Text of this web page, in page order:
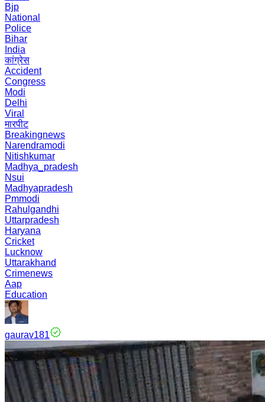
Bjp
National
Police
Bihar
India
कांग्रेस
Accident
Congress
Modi
Delhi
Viral
मारपीट
Breakingnews
Narendramodi
Nitishkumar
Madhya_pradesh
Nsui
Madhyapradesh
Pmmodi
Rahulgandhi
Uttarpradesh
Haryana
Cricket
Lucknow
Uttarakhand
Crimenews
Aap
Education
gaurav181